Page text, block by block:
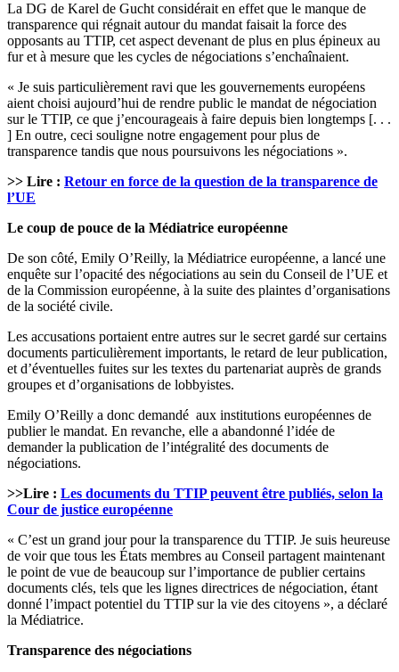
La DG de Karel de Gucht considérait en effet que le manque de
transparence qui régnait autour du mandat faisait la force des
opposants au TTIP, cet aspect devenant de plus en plus épineux au
fur et à mesure que les cycles de négociations s’enchaînaient.
« Je suis particulièrement ravi que les gouvernements européens
aient choisi aujourd’hui de rendre public le mandat de négociation
sur le TTIP, ce que j’encourageais à faire depuis bien longtemps [. . .
] En outre, ceci souligne notre engagement pour plus de
transparence tandis que nous poursuivons les négociations ».
>> Lire : Retour en force de la question de la transparence de
l’UE
Le coup de pouce de la Médiatrice européenne
De son côté, Emily O’Reilly, la Médiatrice européenne, a lancé une
enquête sur l’opacité des négociations au sein du Conseil de l’UE et
de la Commission européenne, à la suite des plaintes d’organisations
de la société civile.
Les accusations portaient entre autres sur le secret gardé sur certains
documents particulièrement importants, le retard de leur publication,
et d’éventuelles fuites sur les textes du partenariat auprès de grands
groupes et d’organisations de lobbyistes.
Emily O’Reilly a donc demandé aux institutions européennes de
publier le mandat. En revanche, elle a abandonné l’idée de
demander la publication de l’intégralité des documents de
négociations.
>>Lire : Les documents du TTIP peuvent être publiés, selon la
Cour de justice européenne
« C’est un grand jour pour la transparence du TTIP. Je suis heureuse
de voir que tous les États membres au Conseil partagent maintenant
le point de vue de beaucoup sur l’importance de publier certains
documents clés, tels que les lignes directrices de négociation, étant
donné l’impact potentiel du TTIP sur la vie des citoyens », a déclaré
la Médiatrice.
Transparence des négociations